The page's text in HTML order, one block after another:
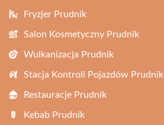
Fryzjer Prudnik
Salon Kosmetyczny Prudnik
Wulkanizacja Prudnik
Stacja Kontroli Pojazdów Prudnik
Restauracje Prudnik
Kebab Prudnik